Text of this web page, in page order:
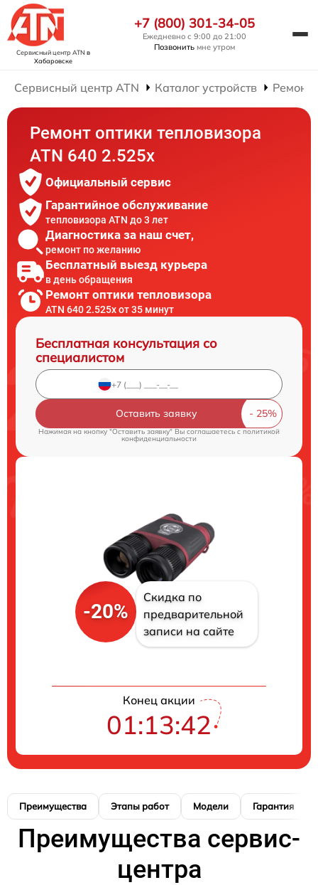
Сервисный центр ATN в
Хабаровске
+7 (800) 301-34-05
Ежедневно с 9:00 до 21:00
Позвонить мне утром
Сервисный центр ATN Каталог устройств Ремонт
Ремонт оптики тепловизора
ATN 640 2.525x
Официальный сервис
Гарантийное обслуживание
тепловизора ATN до 3 лет
Диагностика за наш счет,
ремонт по желанию
Бесплатный выезд курьера
в день обращения
Ремонт оптики тепловизора
ATN 640 2.525x от 35 минут
Бесплатная консультация со
специалистом
Оставить заявку
Нажимая на кнопку "Оставить заявку" Вы соглашаетесь cполитикой
конфиденциальности
-20%
Скидка по
предварительной
записи на сайте
Конец акции
01:13:41
Преимущества Этапы работ Модели Гарантия
Преимущества сервис-
центра